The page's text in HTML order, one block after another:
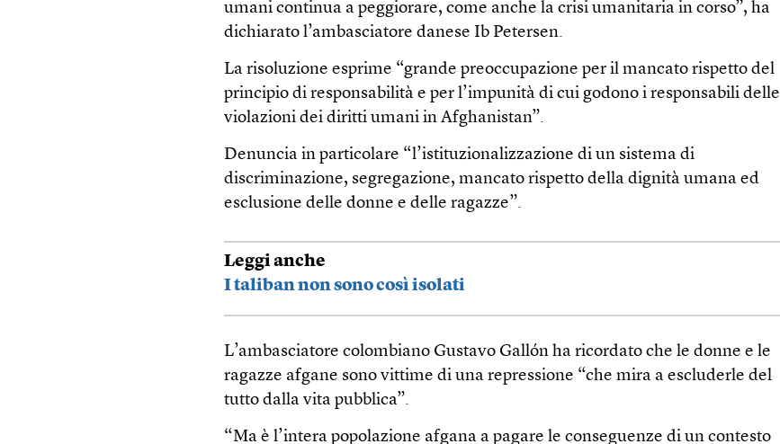
umani continua a peggiorare, come anche la crisi umanitaria in corso”, ha
dichiarato l’ambasciatore danese Ib Petersen.
La risoluzione esprime “grande preoccupazione per il mancato rispetto del
principio di responsabilità e per l’impunità di cui godono i responsabili delle
violazioni dei diritti umani in Afghanistan”.
Denuncia in particolare “l’istituzionalizzazione di un sistema di
discriminazione, segregazione, mancato rispetto della dignità umana ed
esclusione delle donne e delle ragazze”.
Leggi anche
I taliban non sono così isolati
L’ambasciatore colombiano Gustavo Gallón ha ricordato che le donne e le
ragazze afgane sono vittime di una repressione “che mira a escluderle del
tutto dalla vita pubblica”.
“Ma è l’intera popolazione afgana a pagare le conseguenze di un contesto